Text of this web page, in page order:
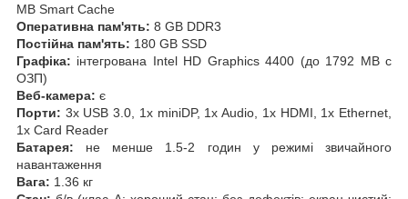
MB Smart Cache
Оперативна пам'ять: 8 GB DDR3
Постійна пам'ять: 180 GB SSD
Графіка: інтегрована Intel HD Graphics 4400 (до 1792 MB с
ОЗП)
Веб-камера: є
Порти: 3x USB 3.0, 1x miniDP, 1x Audio, 1x HDMI, 1x Ethernet,
1x Card Reader
Батарея: не менше 1.5-2 годин у режимі звичайного
навантаження
Вага: 1.36 кг